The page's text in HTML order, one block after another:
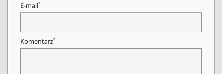
E-mail*
Komentarz*